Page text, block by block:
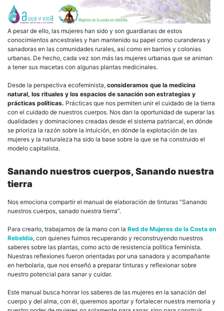
A pesar de ello, las mujeres han sido y son guardianas de estos
conocimientos ancestrales y han mantenido su papel como curanderas y
sanadoras en las comunidades rurales, así como en barrios y colonias
urbanas. De hecho, cada vez son más las mujeres urbanas que se animan
a tener sus macetas con algunas plantas medicinales.
Desde la perspectiva ecofeminista, consideramos que la medicina
natural, los rituales y los espacios de sanación son estrategias y
prácticas políticas. Prácticas que nos permiten unir el cuidado de la tierra
con el cuidado de nuestros cuerpos. Nos dan la oportunidad de superar las
dualidades y dominaciones creadas desde el sistema patriarcal, en dónde
se prioriza la razón sobre la intuición, en dónde la explotación de las
mujeres y la naturaleza ha sido la base sobre la que se ha construido el
modelo capitalista.
Sanando nuestros cuerpos, Sanando nuestra
tierra
Nos emociona compartir el manual de elaboración de tinturas “Sanando
nuestros cuerpos, sanado nuestra tierra”.
Para crearlo, trabajamos de la mano con la Red de Mujeres de la Costa en
Rebeldía, con quienes fuimos recuperando y reconstruyendo nuestros
saberes sobre las plantas, como acto de resistencia política feminista.
Nuestras reflexiones fueron orientadas por una sanadora y acompañante
en herbolaria, que nos enseñó a preparar tinturas y reflexionar sobre
nuestro potencial para sanar y cuidar.
Este manual busca honrar los saberes de las mujeres en la sanación del
cuerpo y del alma, con él, queremos aportar y fortalecer nuestra memoria y